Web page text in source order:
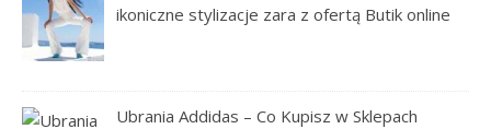
ikoniczne stylizacje zara z ofertą Butik online
Ubrania Addidas – Co Kupisz w Sklepach